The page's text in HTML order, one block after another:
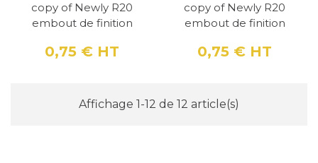
copy of Newly R20
embout de finition
Prix
0,75 € HT
copy of Newly R20
embout de finition
Prix
0,75 € HT
Affichage 1-12 de 12 article(s)